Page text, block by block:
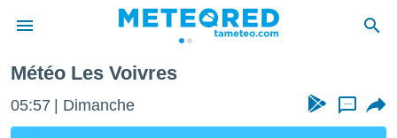
de
Météo Les Voivres
05:57 Dimanche ...